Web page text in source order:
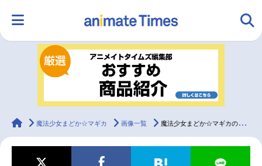
ランキング アニメ
ラジオ グッズ
マンガ・ラノベ ゲーム・アプリ 音楽 コスプレ
animateTimes
魔法少女まどか☆マギカ 画像一覧 魔法少女まどか☆マギカの画像をまとめました